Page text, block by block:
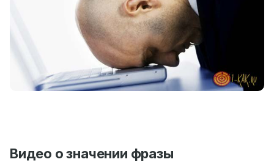
Видео о значении фразы